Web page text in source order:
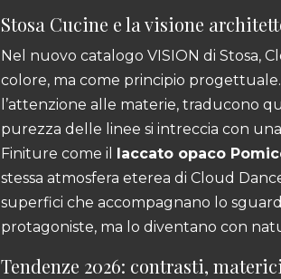
Stosa Cucine e la visione
Nel nuovo catalogo VISION di Stosa,
colore, ma come principio
l’attenzione alle materie, traducono
purezza delle linee si intreccia con
Finiture come il laccato opaco
stessa atmosfera eterea di Cloud
superfici che accompagnano lo
protagoniste, ma lo diventano con
Tendenze 2026: contrasti,